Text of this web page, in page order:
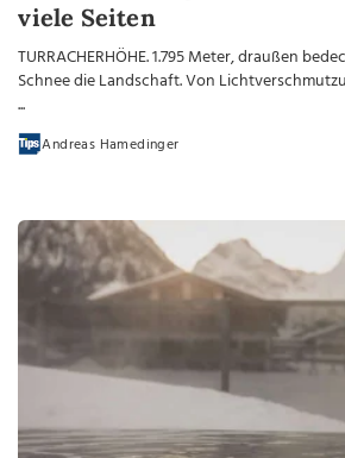
viele Seiten
TURRACHERHÖHE. 1.795 Meter, draußen
Schnee die Landschaft. Von
...
Andreas Hamedinger